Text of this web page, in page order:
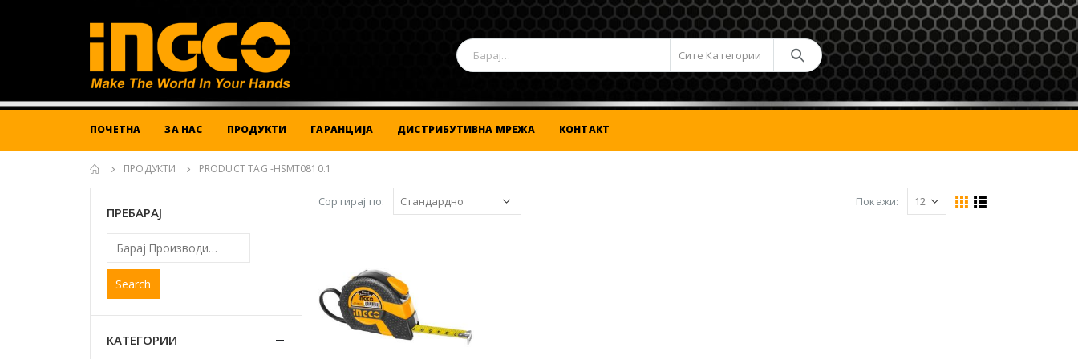
Сите Категории
ПОЧЕТНА ЗА НАС ПРОДУКТИ ГАРАНЦИЈА ДИСТРИБУТИВНА МРЕЖА КОНТАКТ
ПРОДУКТИ PRODUCT TAG -HSMT0810.1
Сортирај по: Покажи:
ПРЕБАРАЈ
Search
КАТЕГОРИИ